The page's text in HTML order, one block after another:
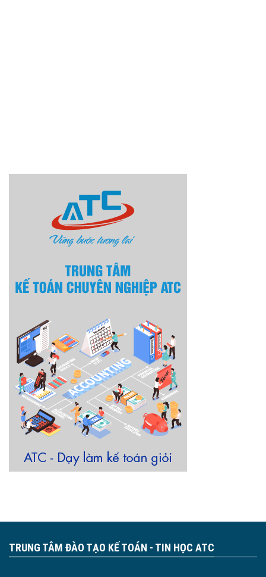
TRUNG TÂM ĐÀO TẠO KẾ TOÁN - TIN HỌC ATC